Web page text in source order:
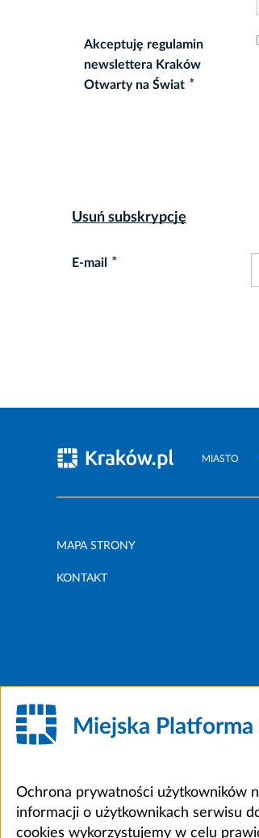
Akceptuję regulamin
newslettera Kraków
Otwarty na Świat *
Usuń subskrypcję
E-mail *
MIASTO
MAPA STRONY
KONTAKT
Miejska
Ochrona prywatności użytkowników
informacji o użytkownikach serwisu
cookies wykorzystujemy w celu